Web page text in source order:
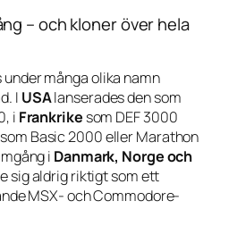
– och kloner över hela
många olika namn
I USAlanserades den som
, i Frankrike som DEF 3000
som Basic 2000ellerMarathon
i Danmark, Norge och
sig aldrig riktigt som ett
MSX- och Commodore-